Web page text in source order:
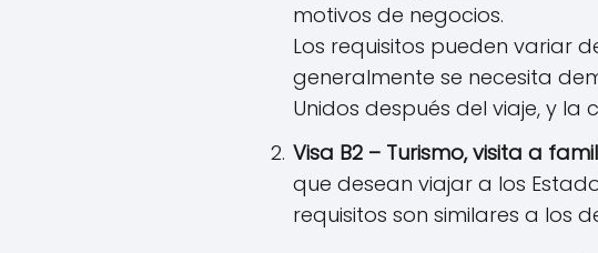
motivos de negocios.
Los requisitos pueden variar
generalmente se necesita
Unidos después del viaje, y
Visa B2 – Turismo, visita a
que desean viajar a los
requisitos son similares a los